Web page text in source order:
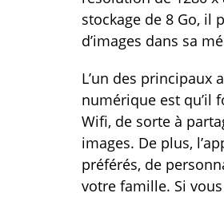
stockage de 8 Go, il
d’images dans sa
L’un des principaux
numérique est qu’il
Wifi, de sorte à
images. De plus,
préférés, de
votre famille. Si